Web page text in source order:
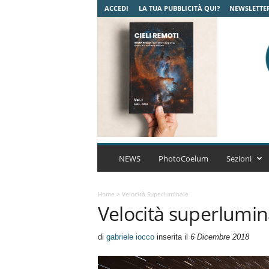
ACCEDI LA TUA PUBBLICITÀ QUI?
C
m
r
NEWS PhotoCoelum Sezioni
Home > Velocità Superluminale
Velocità
di gabriele ioccoinserita il 6 Dicembre 2018